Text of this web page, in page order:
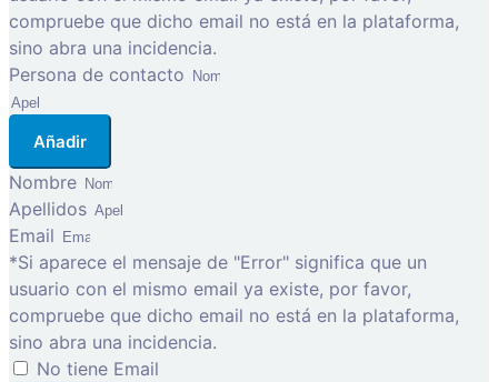
compruebe que dicho email no está en la plataforma,
sino abra una incidencia.
Persona de contacto
Añadir
Nombre
Apellidos
Email
*Si aparece el mensaje de "Error" significa que un
usuario con el mismo email ya existe, por favor,
compruebe que dicho email no está en la plataforma,
sino abra una incidencia.
No tiene Email